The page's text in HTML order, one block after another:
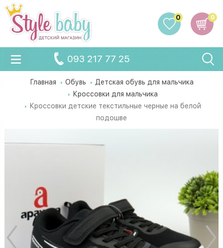
0
0
093 217 77 25
Главная Обувь
Детская обувь для мальчика
Кроссовки для мальчика
Кроссовки детские текстильные черные на белой
подошве